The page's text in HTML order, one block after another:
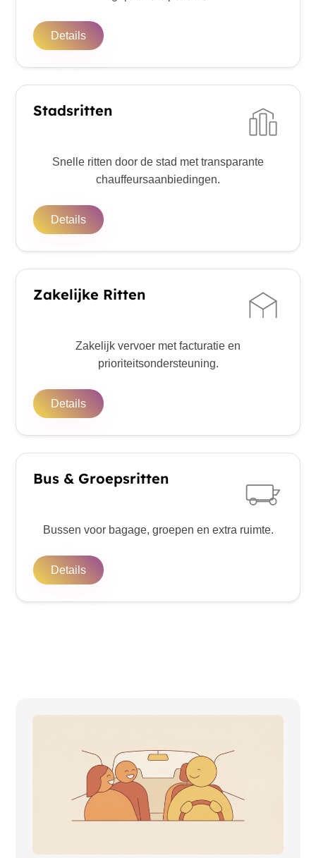
Details
Stadsritten
Snelle ritten door de stad met transparante
chauffeursaanbiedingen.
Details
Zakelijke Ritten
Zakelijk vervoer met facturatie en
prioriteitsondersteuning.
Details
Bus & Groepsritten
Bussen voor bagage, groepen en extra ruimte.
Details